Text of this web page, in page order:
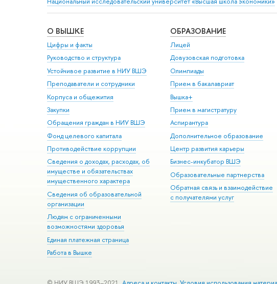
О ВЫШКЕ
Цифры и факты
Руководство и структура
Устойчивое развитие в НИУ ВШЭ
Преподаватели и сотрудники
Корпуса и общежития
Закупки
Обращения граждан в НИУ ВШЭ
Фонд целевого капитала
Противодействие коррупции
Сведения о доходах, расходах, об
имуществе и обязательствах
имущественного характера
Сведения об образовательной
организации
Людям с ограниченными
возможностями здоровья
Единая платежная страница
Работа в Вышке
ОБРАЗОВАНИЕ
Лицей
Довузовская подготовка
Олимпиады
Прием в бакалавриат
Вышка+
Прием в магистратуру
Аспирантура
Дополнительное образование
Центр развития карьеры
Бизнес-инкубатор ВШЭ
Образовательные партнерства
Обратная связь и взаимодействие
с получателями услуг